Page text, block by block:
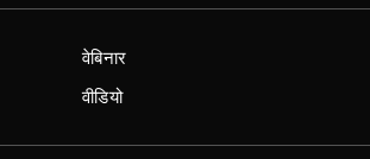
वेबिनार
वीडियो